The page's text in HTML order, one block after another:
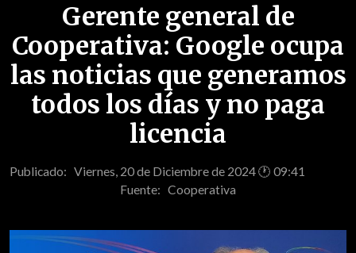
Gerente general de
Cooperativa: Google ocupa
las noticias que generamos
todos los días y no paga
licencia
Publicado: Viernes, 20 de Diciembre de 2024 🕐 09:41
Fuente: Cooperativa